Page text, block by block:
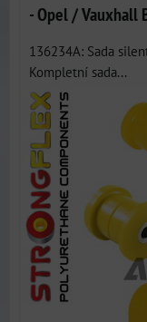
- Opel / Vauxhall
136234A: Sada
Kompletní sada...